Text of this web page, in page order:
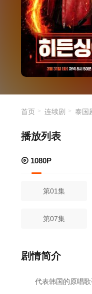
首页 连续剧 泰国
播放列表
1080P
第01集
第07集
剧情简介
代表韩国的原唱歌手